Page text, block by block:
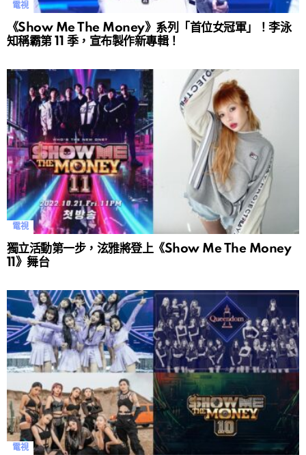
電視
《Show Me The Money》系列「首位女冠軍」！李泳
知稱霸第 11 季，宣布製作新專輯！
電視
獨立活動第一步，泫雅將登上《Show Me The Money
11》舞台
電視